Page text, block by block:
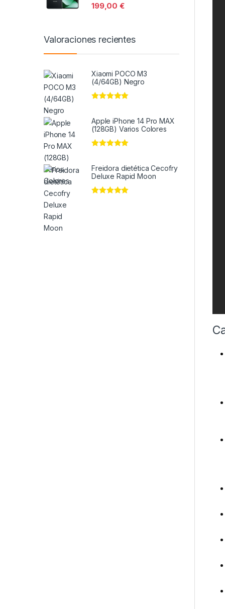
199,00€
Valoraciones recientes
Xiaomi POCO M3
(4/64GB) Negro
Apple iPhone 14 Pro MAX
(128GB) Varios Colores
Freidora dietética Cecofry
Deluxe Rapid Moon